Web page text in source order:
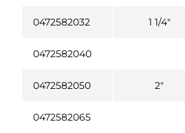
0472582032 1 1/4"
0472582040
0472582050 2"
0472582065